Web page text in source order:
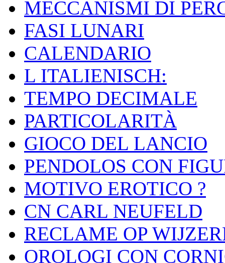
MECCANISMI DI
FASI LUNARI
CALENDARIO
L ITALIENISCH:
TEMPO DECIMALE
PARTICOLARITÀ
GIOCO DEL LANCIO
PENDOLOS CON
MOTIVO EROTICO ?
CN CARL NEUFELD
RECLAME OP
OROLOGI CON